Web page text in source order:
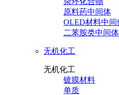
原料药中间体
OLED材料中间
二苯胺类中间体
无机化工
无机化工
镀膜材料
单质